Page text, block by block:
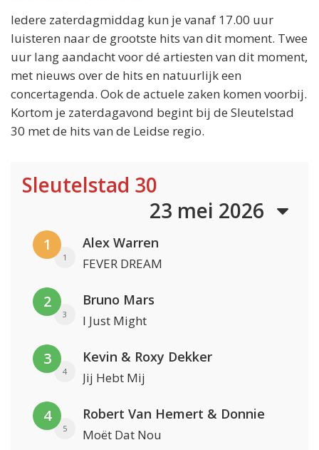
Iedere zaterdagmiddag kun je vanaf 17.00 uur
luisteren naar de grootste hits van dit moment. Twee
uur lang aandacht voor dé artiesten van dit moment,
met nieuws over de hits en natuurlijk een
concertagenda. Ook de actuele zaken komen voorbij.
Kortom je zaterdagavond begint bij de Sleutelstad
30 met de hits van de Leidse regio.
Sleutelstad 30
23 mei 2026
1
1
Alex Warren
FEVER DREAM
2
3
Bruno Mars
I Just Might
3
4
Kevin & Roxy Dekker
Jij Hebt Mij
4
5
Robert Van Hemert & Donnie
Moët Dat Nou